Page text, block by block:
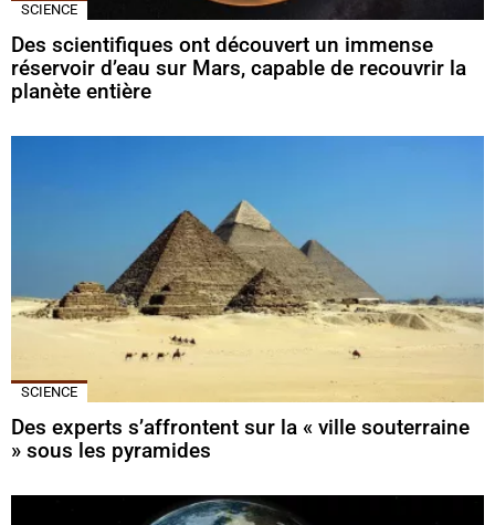
SCIENCE
Des scientifiques ont découvert un immense
réservoir d’eau sur Mars, capable de recouvrir la
planète entière
SCIENCE
Des experts s’affrontent sur la « ville souterraine
» sous les pyramides